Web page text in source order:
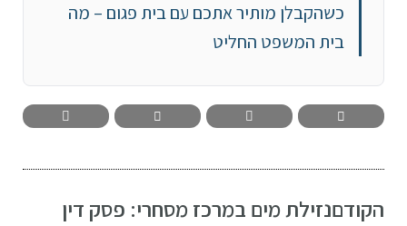
כשהקבלן מותיר אתכם עם בית פגום – מה
בית המשפט החליט
הקודםנזילת מים במרכז מסחרי: פסק דין